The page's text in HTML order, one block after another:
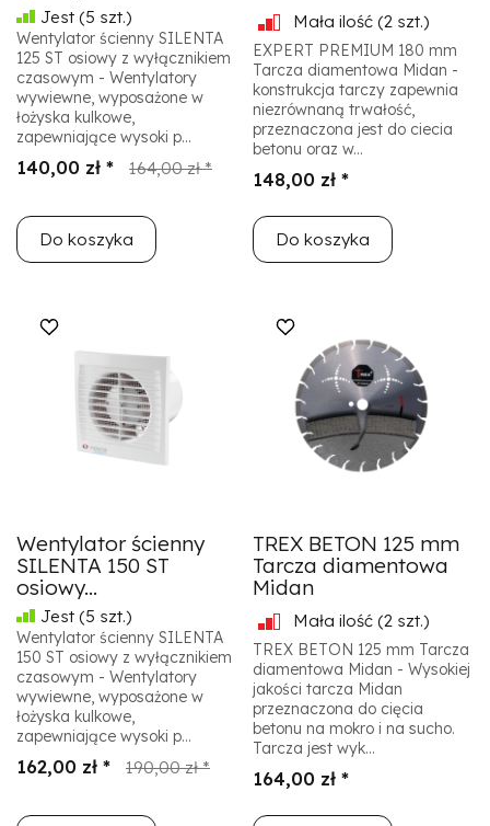
Jest (5 szt.)
Wentylator ścienny SILENTA
125 ST osiowy z wyłącznikiem
czasowym - Wentylatory
wywiewne, wyposażone w
łożyska kulkowe,
zapewniające wysoki p...
140,00 zł * 164,00 zł *
Do koszyka
Mała ilość (2 szt.)
EXPERT PREMIUM 180 mm
Tarcza diamentowa Midan -
konstrukcja tarczy zapewnia
niezrównaną trwałość,
przeznaczona jest do ciecia
betonu oraz w...
148,00 zł *
Do koszyka
Wentylator ścienny
SILENTA 150 ST
osiowy...
Jest (5 szt.)
Wentylator ścienny SILENTA
150 ST osiowy z wyłącznikiem
czasowym - Wentylatory
wywiewne, wyposażone w
łożyska kulkowe,
zapewniające wysoki p...
162,00 zł * 190,00 zł *
TREX BETON 125 mm
Tarcza diamentowa
Midan
Mała ilość (2 szt.)
TREX BETON 125 mm Tarcza
diamentowa Midan - Wysokiej
jakości tarcza Midan
przeznaczona do cięcia
betonu na mokro i na sucho.
Tarcza jest wyk...
164,00 zł *